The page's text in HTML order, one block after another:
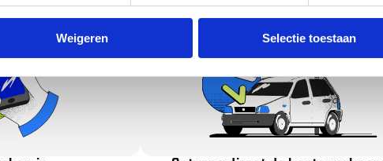
Weigeren Selectie toestaan